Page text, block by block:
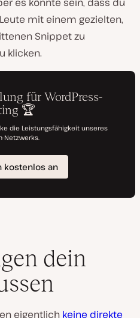
mit einem gezielten,
Snippet zu
klicken.
dein
eigentlich keine direkte